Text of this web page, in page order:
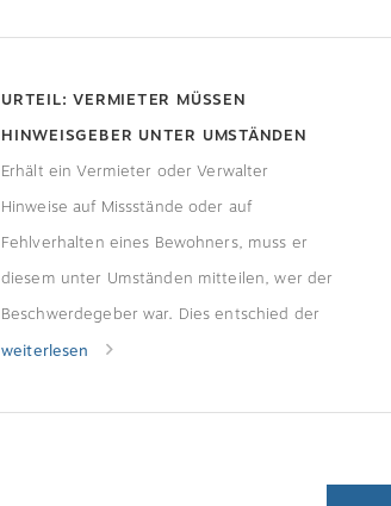
URTEIL: VERMIETER MÜSSEN
HINWEISGEBER UNTER UMSTÄNDEN
PREISGEBEN
Erhält ein Vermieter oder Verwalter
Hinweise auf Missstände oder auf
Fehlverhalten eines Bewohners, muss er
diesem unter Umständen mitteilen, wer der
Beschwerdegeber war. Dies entschied der
Bundesgerichtshof (BGH).
weiterlesen